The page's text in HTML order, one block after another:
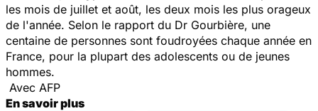
les mois de juillet et août, les deux mois les plus orageux
de l'année. Selon le rapport du Dr Gourbière, une
centaine de personnes sont foudroyées chaque année en
France, pour la plupart des adolescents ou de jeunes
hommes.
Avec AFP
En savoir plus